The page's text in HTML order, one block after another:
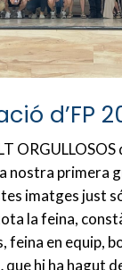
d’FP
ORGULLOSOS
nostra primera
imatges just
la feina,
feina en equip,
hi ha hagut